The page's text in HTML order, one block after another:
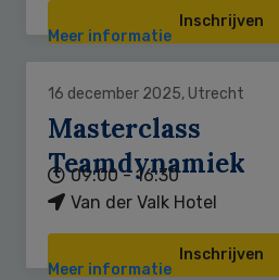
Inschrijven
Meer informatie
16 december 2025, Utrecht
Masterclass
Teamdynamiek
09:00 - 16:30
Van der Valk Hotel
Inschrijven
Meer informatie